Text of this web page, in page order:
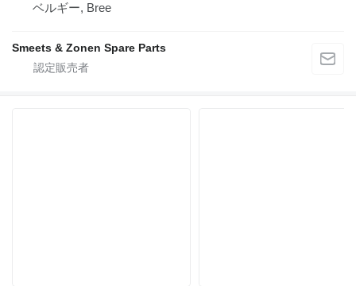
ベルギー, Bree
Smeets & Zonen Spare Parts